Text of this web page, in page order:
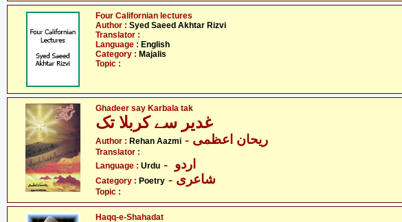
Four Californian lectures
Author : Syed Saeed Akhtar Rizvi
Translator :
Language : English
Category : Majalis
Topic :
Ghadeer say Karbala tak
Author : Rehan Aazmi - ریحان اعظمی
Translator :
Language : Urdu
Category : Poetry - شاعری
Topic :
Haqq-e-Shahadat